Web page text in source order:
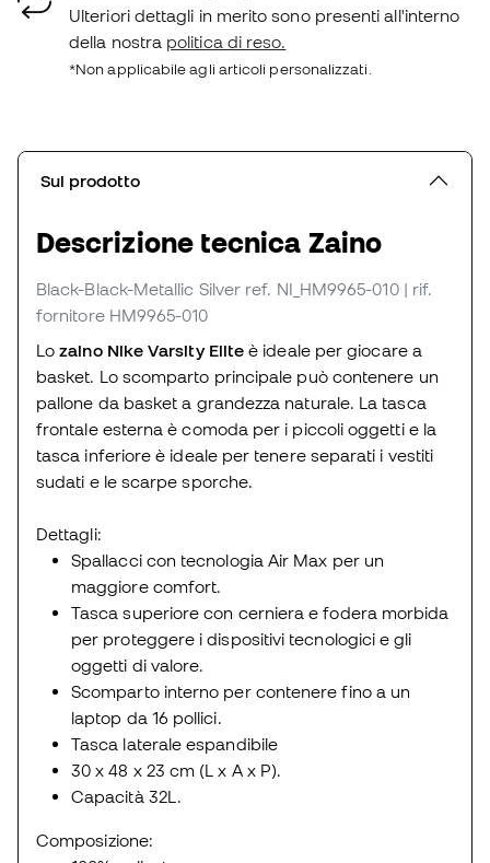
Ulteriori dettagli in merito sono presenti all'interno
della nostra politica di reso.
*Non applicabile agli articoli personalizzati.
Sul prodotto
Descrizione tecnica Zaino
Black-Black-Metallic Silver ref. NI_HM9965-010 | rif.
fornitore HM9965-010
Lozaino Nike Varsity Eliteè ideale per giocare a
basket. Lo scomparto principale può contenere un
pallone da basket a grandezza naturale. La tasca
frontale esterna è comoda per i piccoli oggetti e la
tasca inferiore è ideale per tenere separati i vestiti
sudati e le scarpe sporche.
Dettagli:
Spallacci con tecnologia Air Max per un
maggiore comfort.
Tasca superiore con cerniera e fodera morbida
per proteggere i dispositivi tecnologici e gli
oggetti di valore.
Scomparto interno per contenere fino a un
laptop da 16 pollici.
Tasca laterale espandibile
30 x 48 x 23 cm (L x A x P).
Capacità 32L.
Composizione: